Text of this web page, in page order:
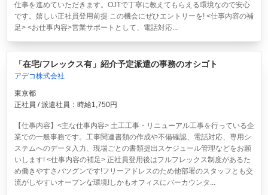
仕事を進めていただきます。OJTで丁寧に教えてもらえる環境なので安心
です。嬉しい正社員登用前提 この機会にぜひエントリーを! <仕事内容の補
足> <お仕事内容>営業サポートとして、電話対応...
「在宅/フレックス有」紹介予定派遣の事務のオシゴト
アデコ株式会社
東京都
正社員 / 派遣社員：時給1,750円
【仕事内容】<主な仕事内容> 土工工事・リニューアル工事を行っている企
業での一般事務です。工事関連書類の作成や不備確認、電話対応、専用シ
ステムへのデータ入力、現場ごとの書類提出スケジュール管理などをお願
いします! <仕事内容の補足> 正社員登用後はフルフレックス制度があるた
め働きやすさバツグンです!フリーアドレスのため他部署のスタッフとも交
流がしやすいオープンな環境!しかもオフィスにバーカウンタ...